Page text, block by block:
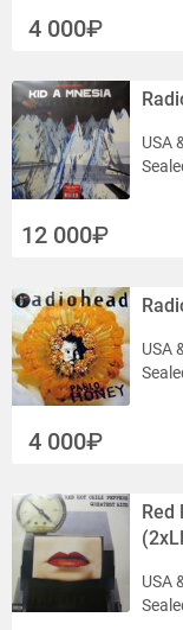
4 000
USA
12 000
USA
4 000
Red
USA